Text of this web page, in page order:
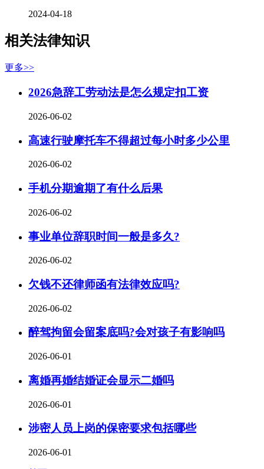
2024-04-18
相关法律知识
更多>>
2026急辞工劳动法是怎么规定扣工资
2026-06-02
高速行驶摩托车不得超过每小时多少公里
2026-06-02
手机分期逾期了有什么后果
2026-06-02
事业单位辞职时间一般是多久?
2026-06-02
欠钱不还律师函有法律效应吗?
2026-06-02
醉驾拘留会留案底吗?会对孩子有影响吗
2026-06-01
离婚再婚结婚证会显示二婚吗
2026-06-01
涉密人员上岗的保密要求包括哪些
2026-06-01